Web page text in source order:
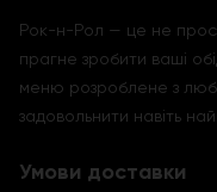
Рок-н-Рол — це не
прагне зробити ваші
меню розроблене з
задовольнити навіть
Умови доставки